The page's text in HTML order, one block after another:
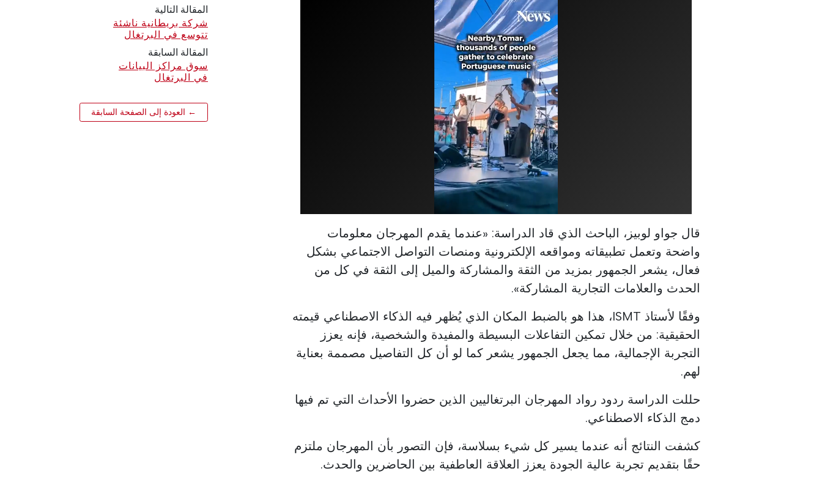
قال جواو لوبيز، الباحث الذي قاد الدراسة: «عندما يقدم المهرجان معلومات
واضحة وتعمل تطبيقاته ومواقعه الإلكترونية ومنصات التواصل الاجتماعي بشكل
فعال، يشعر الجمهور بمزيد من الثقة والمشاركة والميل إلى الثقة في كل من
الحدث والعلامات التجارية المشاركة».
وفقًا لأستاذ ISMT، هذا هو بالضبط المكان الذي يُظهر فيه الذكاء الاصطناعي قيمته
الحقيقية: من خلال تمكين التفاعلات البسيطة والمفيدة والشخصية، فإنه يعزز
التجربة الإجمالية، مما يجعل الجمهور يشعر كما لو أن كل التفاصيل مصممة بعناية
لهم.
حللت الدراسة ردود رواد المهرجان البرتغاليين الذين حضروا الأحداث التي تم فيها
دمج الذكاء الاصطناعي.
كشفت النتائج أنه عندما يسير كل شيء بسلاسة، فإن التصور بأن المهرجان ملتزم
حقًا بتقديم تجربة عالية الجودة يعزز العلاقة العاطفية بين الحاضرين والحدث.
المقالة التالية
شركة بريطانية ناشئة
تتوسع في البرتغال
المقالة السابقة
سوق مراكز البيانات
في البرتغال
← العودة إلى الصفحة السابقة